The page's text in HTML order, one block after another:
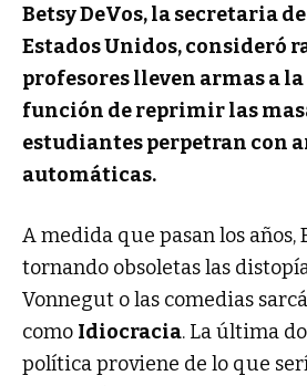
Betsy DeVos, la secretaria
Estados Unidos, consideró
profesores lleven armas a la
función de reprimir las
estudiantes perpetran con
automáticas.
A medida que pasan los años,
tornando obsoletas las
Vonnegut o las comedias
como Idiocracia. La última
política proviene de lo que